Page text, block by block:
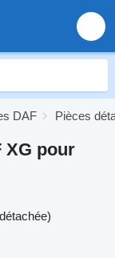
DAF Pièces
XG pour